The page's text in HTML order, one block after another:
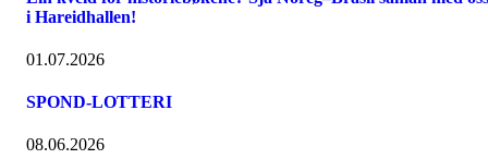
i Hareidhallen!
01.07.2026
SPOND-LOTTERI
08.06.2026